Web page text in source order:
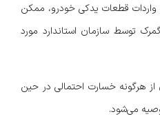
واردات قطعات یدکی خودرو، ممکن
توسط سازمان استاندارد مورد
از هرگونه خسارت احتمالی در حین
می‌شود.